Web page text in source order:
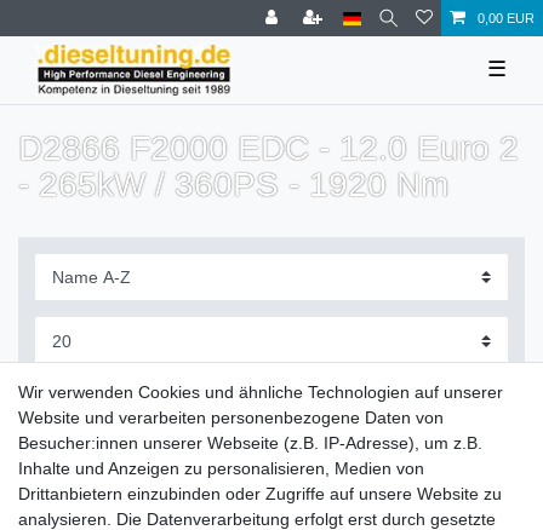
0,00 EUR
☰
D2866 F2000 EDC - 12.0 Euro 2
- 265kW / 360PS - 1920 Nm
Filter
Zahlung und Versand
Wir verwenden Cookies und ähnliche Technologien auf unserer
Website und verarbeiten personenbezogene Daten von
Besucher:innen unserer Webseite (z.B. IP-Adresse), um z.B.
Inhalte und Anzeigen zu personalisieren, Medien von
Drittanbietern einzubinden oder Zugriffe auf unsere Website zu
analysieren. Die Datenverarbeitung erfolgt erst durch gesetzte